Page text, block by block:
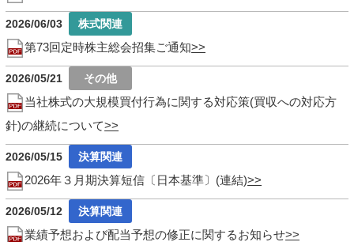
2026/06/03
第73回定時株主総会招集ご通知
2026/05/21
当社株式の大規模買付行為に関する対応策(買収への対応方
針)の継続について
2026/05/15
2026年３月期決算短信〔日本基準〕(連結)
2026/05/12
業績予想および配当予想の修正に関するお知らせ